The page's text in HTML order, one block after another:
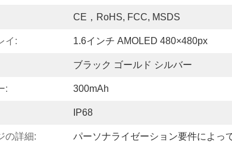
CE，RoHS, FCC, MSDS
イ: 1.6インチ AMOLED 480×480px
ブラック ゴールド シルバー
: 300mAh
IP68
の詳細: パーソナライゼーション要件によっ